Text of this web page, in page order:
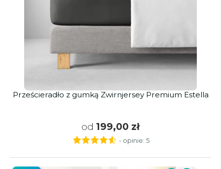
Prześcieradło z gumką Zwirnjersey Premium Estella
od 199,00 zł
- opinie: 5